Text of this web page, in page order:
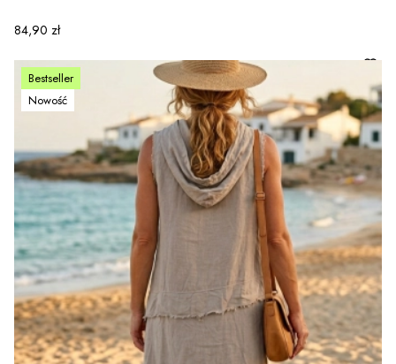
Cena
84,90 zł
Bestseller
Nowość